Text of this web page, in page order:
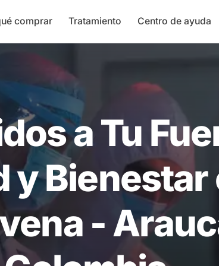
comprar Tratamiento Centro de ayuda
a Tu
y Bienestar
-